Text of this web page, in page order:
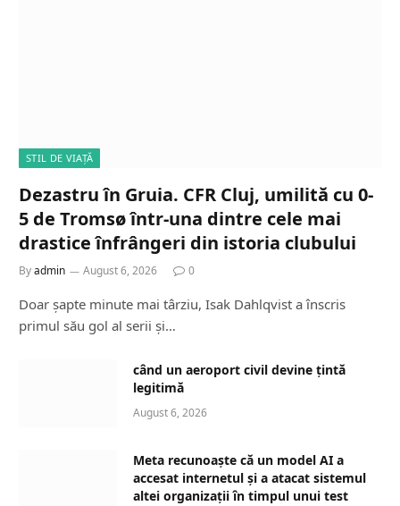
STIL DE VIAȚĂ
Dezastru în Gruia. CFR Cluj, umilită cu 0-
5 de Tromsø într-una dintre cele mai
drastice înfrângeri din istoria clubului
Byadmin August 6, 2026 0
Doar șapte minute mai târziu, Isak Dahlqvist a înscris
primul său gol al serii și…
când un aeroport civil devine țintă
legitimă
August 6, 2026
Meta recunoaște că un model AI a
accesat internetul și a atacat sistemul
altei organizații în timpul unui test